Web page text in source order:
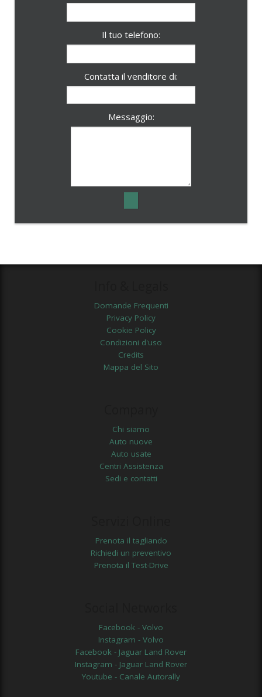
Il tuo telefono:
Contatta il venditore di:
Messaggio:
Domande Frequenti
Privacy Policy
Cookie Policy
Condizioni d'uso
Credits
Mappa del Sito
Chi siamo
Auto nuove
Auto usate
Centri Assistenza
Sedi e contatti
Prenota il tagliando
Richiedi un preventivo
Prenota il Test-Drive
Facebook - Volvo
Instagram - Volvo
Facebook - Jaguar Land Rover
Instagram - Jaguar Land Rover
Youtube - Canale Autorally